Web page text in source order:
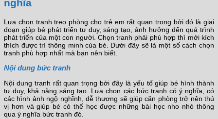
nghĩa
Lựa chọn tranh treo phòng cho trẻ em rất quan trọng bởi đó là giai
đoạn giúp bé phát triển tư duy, sáng tạo, ảnh hưởng đến quá trình
phát triển của một con người. Chọn tranh phải phù hợp thì mới kích
thích được trí thông minh của bé. Dưới đây sẽ là một số cách chọn
tranh phù hợp nhất mà bạn nên biết.
Nội dung bức tranh
Nội dung tranh rất quan trọng bởi đây là yếu tố giúp bé hình thành
tư duy, khả năng sáng tạo. Lựa chọn các bức tranh có ý nghĩa, có
các hình ảnh ngộ nghĩnh, dễ thương sẽ giúp căn phòng trở nên thú
vị hơn và giúp bé có thể học được những bài học nho nhỏ thông
qua ý nghĩa bức tranh đó.